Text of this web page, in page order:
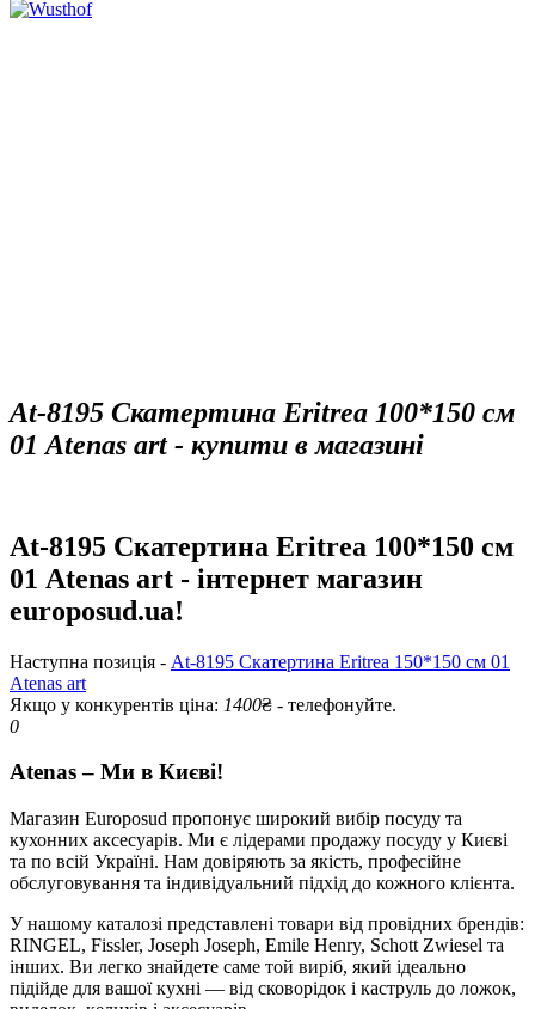
At-8195 Скатертина Eritrea 100*150 см
01 Atenas art - купити в магазині
At-8195 Скатертина Eritrea 100*150 см
01 Atenas art - інтернет магазин
europosud.ua!
Наступна позиція - At-8195 Скатертина Eritrea 150*150 см 01
Atenas art
Якщо у конкурентів ціна: 1400₴ - телефонуйте.
0
Atenas – Ми в Києві!
Магазин Europosud пропонує широкий вибір посуду та
кухонних аксесуарів. Ми є лідерами продажу посуду у Києві
та по всій Україні. Нам довіряють за якість, професійне
обслуговування та індивідуальний підхід до кожного клієнта.
У нашому каталозі представлені товари від провідних брендів:
RINGEL, Fissler, Joseph Joseph, Emile Henry, Schott Zwiesel та
інших. Ви легко знайдете саме той виріб, який ідеально
підійде для вашої кухні — від сковорідок і каструль до ложок,